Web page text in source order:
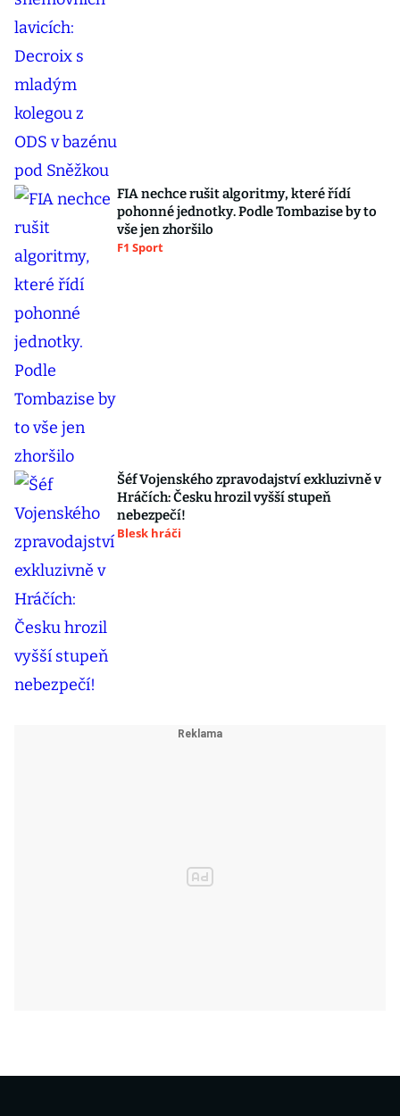
FIA nechce rušit algoritmy, které řídí
pohonné jednotky. Podle Tombazise by to
vše jen zhoršilo
F1 Sport
Šéf Vojenského zpravodajství exkluzivně v
Hráčích: Česku hrozil vyšší stupeň
nebezpečí!
Blesk hráči